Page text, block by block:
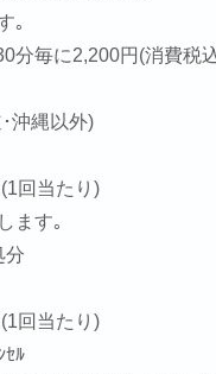
｡
分毎に2,200円(消費税
沖縄以外)
回当たり)
ます｡
分
回当たり)
ｾﾙ